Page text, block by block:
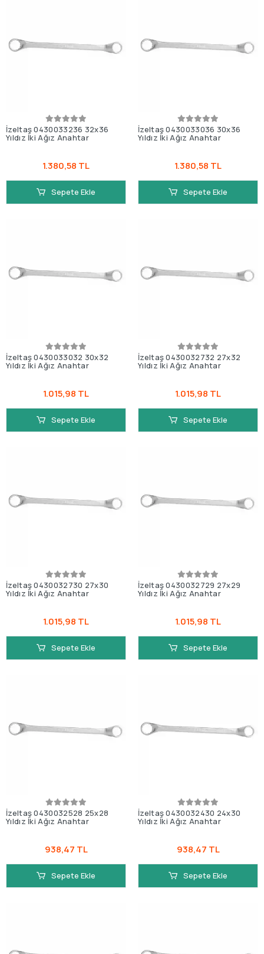
İzeltaş 0430033236 32x36
Yıldız İki Ağız Anahtar
1.380,58 TL
Sepete Ekle
İzeltaş 0430033036 30x36
Yıldız İki Ağız Anahtar
1.380,58 TL
Sepete Ekle
İzeltaş 0430033032 30x32
Yıldız İki Ağız Anahtar
1.015,98 TL
Sepete Ekle
İzeltaş 0430032732 27x32
Yıldız İki Ağız Anahtar
1.015,98 TL
Sepete Ekle
İzeltaş 0430032730 27x30
Yıldız İki Ağız Anahtar
1.015,98 TL
Sepete Ekle
İzeltaş 0430032729 27x29
Yıldız İki Ağız Anahtar
1.015,98 TL
Sepete Ekle
İzeltaş 0430032528 25x28
Yıldız İki Ağız Anahtar
938,47 TL
Sepete Ekle
İzeltaş 0430032430 24x30
Yıldız İki Ağız Anahtar
938,47 TL
Sepete Ekle